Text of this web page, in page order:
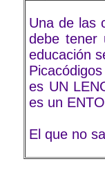
Una de las
debe tener
educación
es UN
es un
El que no